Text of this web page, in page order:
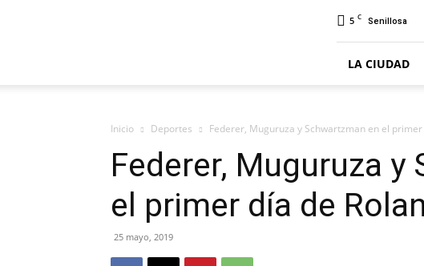
5 C Senillosa
LA CIUDAD
Inicio Deportes Federer, Muguruza y Schwartzman en el
Federer, Muguruza y
el primer día de
25 mayo, 2019